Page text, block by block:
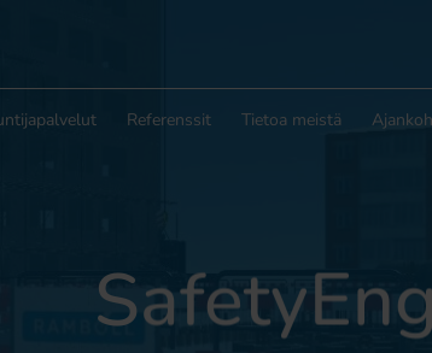
Referenssit Tietoa meistä